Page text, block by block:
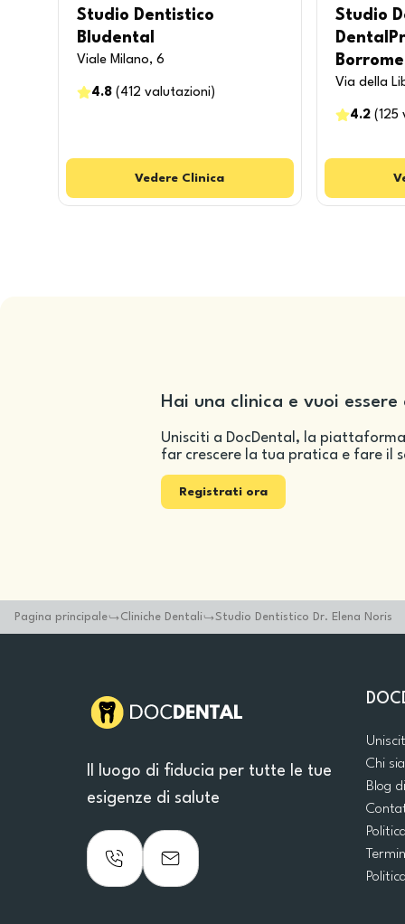
Studio Dentistico
Bludental
Viale Milano, 6
4.8 ( 412 valutazioni )
Vedere Clinica
Studio
Via della
4.2(125
Hai una clinica e vuoi essere
Unisciti a DocDental, la
far crescere la tua pratica e fare il
Registrati ora
Pagina principale Cliniche Dentali Studio Dentistico Dr. Elena Noris
Il luogo di fiducia per tutte le tue
esigenze di salute
Chi
Blog